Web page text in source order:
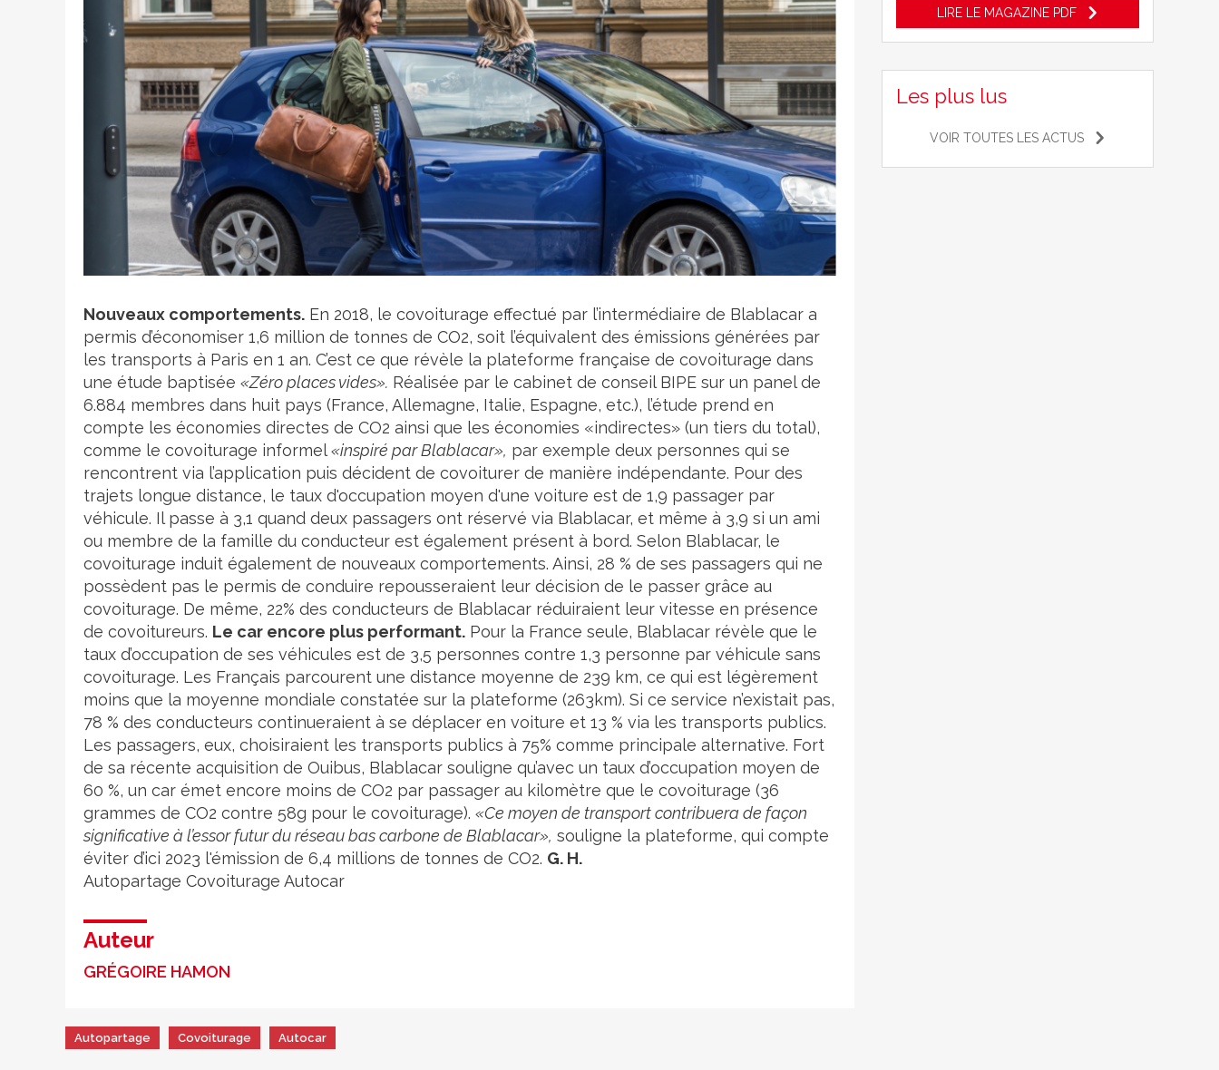
Crédit photo
Nouveaux comportements. En 2018, le covoiturage effectué par l’intermédiaire de Blablacar a
permis d’économiser 1,6 million de tonnes de CO2, soit l’équivalent des émissions générées par
les transports à Paris en 1 an. C’est ce que révèle la plateforme française de covoiturage dans
une étude baptisée «Zéro places vides». Réalisée par le cabinet de conseil BIPE sur un panel de
6.884 membres dans huit pays (France, Allemagne, Italie, Espagne, etc.), l’étude prend en
compte les économies directes de CO2 ainsi que les économies «indirectes» (un tiers du total),
comme le covoiturage informel«inspiré par Blablacar», par exemple deux personnes qui se
rencontrent via l’application puis décident de covoiturer de manière indépendante. Pour des
trajets longue distance, le taux d'occupation moyen d'une voiture est de 1,9 passager par
véhicule. Il passe à 3,1 quand deux passagers ont réservé via Blablacar, et même à 3,9 si un ami
ou membre de la famille du conducteur est également présent à bord. Selon Blablacar, le
covoiturage induit également de nouveaux comportements. Ainsi, 28 % de ses passagers qui ne
possèdent pas le permis de conduire repousseraient leur décision de le passer grâce au
covoiturage. De même, 22% des conducteurs de Blablacar réduiraient leur vitesse en présence
de covoitureurs. Le car encore plus performant. Pour la France seule, Blablacar révèle que le
taux d’occupation de ses véhicules est de 3,5 personnes contre 1,3 personne par véhicule sans
covoiturage. Les Français parcourent une distance moyenne de 239 km, ce qui est légèrement
moins que la moyenne mondiale constatée sur la plateforme (263km). Si ce service n’existait pas,
78 % des conducteurs continueraient à se déplacer en voiture et 13 % via les transports publics.
Les passagers, eux, choisiraient les transports publics à 75% comme principale alternative. Fort
de sa récente acquisition de Ouibus, Blablacar souligne qu’avec un taux d’occupation moyen de
60 %, un car émet encore moins de CO2 par passager au kilomètre que le covoiturage (36
grammes de CO2 contre 58g pour le covoiturage). «Ce moyen de transport contribuera de façon
significative à l’essor futur du réseau bas carbone de Blablacar», souligne la plateforme, qui compte
éviter d’ici 2023 l'émission de 6,4 millions de tonnes de CO2. G. H.
Autopartage Covoiturage Autocar
Auteur
GRÉGOIRE HAMON
Autopartage Covoiturage Autocar
LIRE LE MAGAZINE PDF
Les plus lus
VOIR TOUTES LES ACTUS